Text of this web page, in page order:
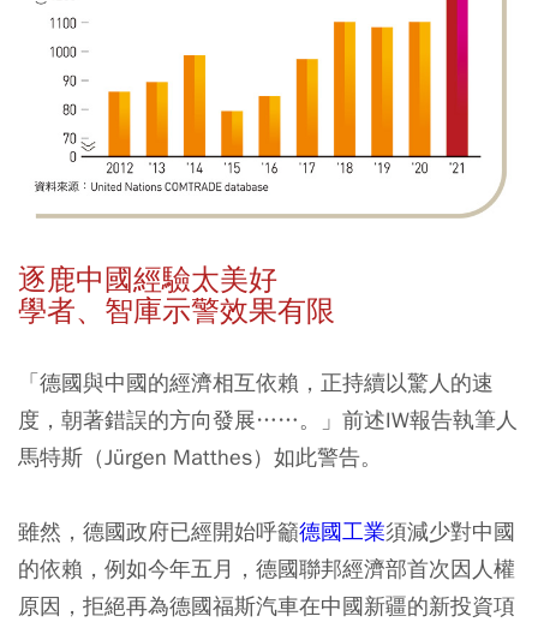
逐鹿中國經驗太美好
學者、智庫示警效果有限
「德國與中國的經濟相互依賴，正持續以驚人的速
度，朝著錯誤的方向發展……。」前述IW報告執筆人
馬特斯（Jürgen Matthes）如此警告。
雖然，德國政府已經開始呼籲德國工業須減少對中國
的依賴，例如今年五月，德國聯邦經濟部首次因人權
原因，拒絕再為德國福斯汽車在中國新疆的新投資項